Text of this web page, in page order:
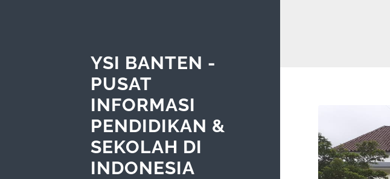
YSI BANTEN -
PUSAT
INFORMASI
PENDIDIKAN &
SEKOLAH DI
INDONESIA